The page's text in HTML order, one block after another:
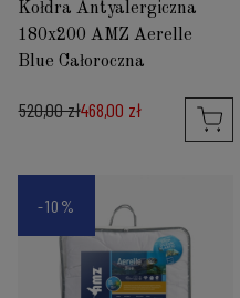
Kołdra Antyalergiczna
180x200 AMZ Aerelle
Blue Całoroczna
520,00 zł468,00 zł
-10%